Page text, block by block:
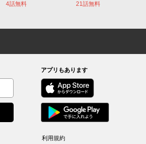
4話無料 21話無料
アプリもあります
利用規約